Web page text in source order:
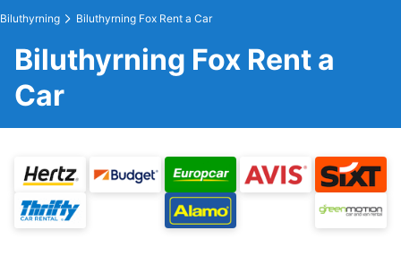
Biluthyrning Biluthyrning Fox Rent a Car
Biluthyrning Fox Rent a
Car